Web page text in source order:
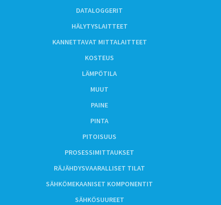
DATALOGGERIT
HÄLYTYSLAITTEET
KANNETTAVAT MITTALAITTEET
KOSTEUS
LÄMPÖTILA
MUUT
PAINE
PINTA
PITOISUUS
PROSESSIMITTAUKSET
RÄJÄHDYSVAARALLISET TILAT
SÄHKÖMEKAANISET KOMPONENTIT
SÄHKÖSUUREET